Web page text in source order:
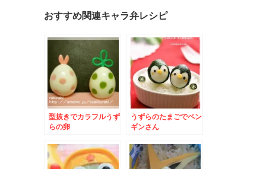
おすすめ関連キャラ弁レシピ
型抜きでカラフルうず
らの卵
うずらのたまごでペン
ギンさん